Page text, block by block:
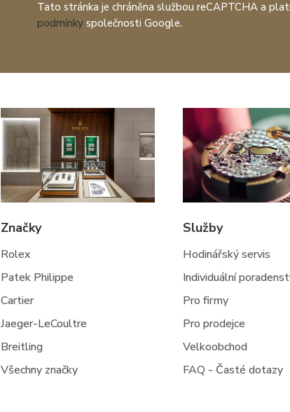
Tato stránka je chráněna službou reCAPTCHA a
podmínky společnosti Google.
Značky
Rolex
Patek Philippe
Cartier
Jaeger-LeCoultre
Breitling
Všechny značky
Služby
Hodinářský servis
Individuální
Pro firmy
Pro prodejce
Velkoobchod
FAQ - Časté dotazy